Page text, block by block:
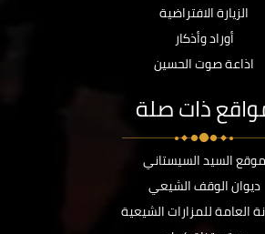
الزيارة الافتراضية
أوراد وأذكار
اذاعة صوت الحسين
ذات صلة
موقع السيد السيستاني
ديوان الوقف الشيعي
العامة للمزارات الشيعية